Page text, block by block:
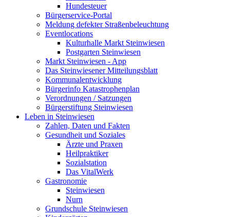
Hundesteuer
Bürgerservice-Portal
Meldung defekter Straßenbeleuchtung
Eventlocations
Kulturhalle Markt Steinwiesen
Postgarten Steinwiesen
Markt Steinwiesen - App
Das Steinwiesener Mitteilungsblatt
Kommunalentwicklung
Bürgerinfo Katastrophenplan
Verordnungen / Satzungen
Bürgerstiftung Steinwiesen
Leben in Steinwiesen
Zahlen, Daten und Fakten
Gesundheit und Soziales
Ärzte und Praxen
Heilpraktiker
Sozialstation
Das VitalWerk
Gastronomie
Steinwiesen
Nurn
Grundschule Steinwiesen